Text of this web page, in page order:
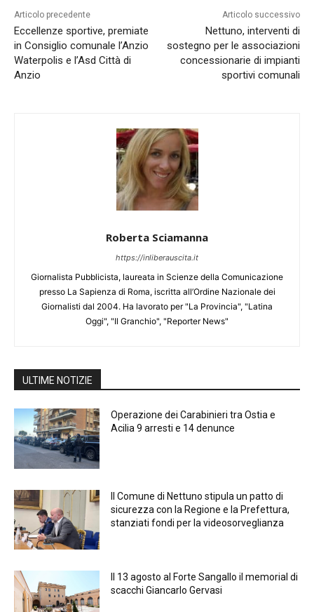
Articolo precedente
Eccellenze sportive, premiate
in Consiglio comunale l’Anzio
Waterpolis e l’Asd Città di
Anzio
Articolo successivo
Nettuno, interventi di
sostegno per le associazioni
concessionarie di impianti
sportivi comunali
Roberta Sciamanna
https://inliberauscita.it
Giornalista Pubblicista, laureata in Scienze della Comunicazione
presso La Sapienza di Roma, iscritta all’Ordine Nazionale dei
Giornalisti dal 2004. Ha lavorato per "La Provincia", "Latina
Oggi", "Il Granchio", "Reporter News"
ULTIME NOTIZIE
Operazione dei Carabinieri tra Ostia e
Acilia 9 arresti e 14 denunce
Il Comune di Nettuno stipula un patto di
sicurezza con la Regione e la Prefettura,
stanziati fondi per la videosorveglianza
Il 13 agosto al Forte Sangallo il memorial di
scacchi Giancarlo Gervasi